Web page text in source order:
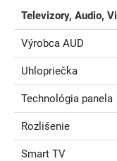
Televizory, Audio,
Výrobca AUD
Uhlopriečka
Technológia panela
Rozlišenie
Smart TV